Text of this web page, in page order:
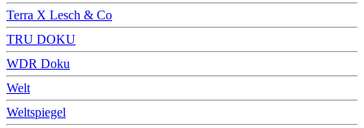
Terra X Lesch & Co
TRU DOKU
WDR Doku
Welt
Weltspiegel